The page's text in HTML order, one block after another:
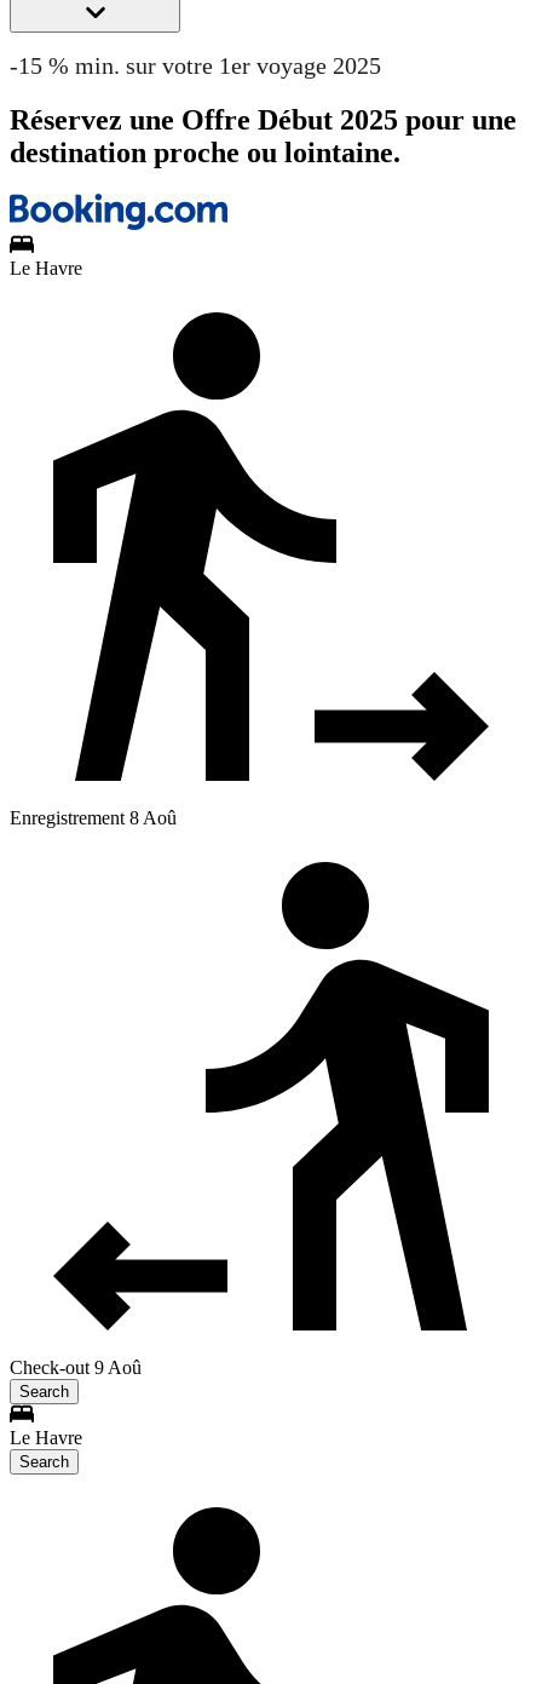
-15 % min. sur votre 1er voyage 2025
Réservez une Offre Début 2025 pour une
destination proche ou lointaine.
Le Havre
Enregistrement 8 Aoû
Check-out 9 Aoû
Search
Le Havre
Search